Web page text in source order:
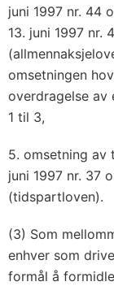
juni 1997 nr. 44
13. juni 1997 nr.
omsetningen
overdragelse av
1 til 3,
5. omsetning av
juni 1997 nr. 37
(tidspartloven).
(3) Som
enhver som
formål å